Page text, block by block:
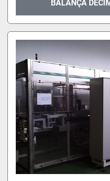
BALANÇA